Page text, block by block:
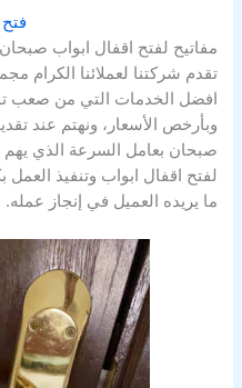
مفاتيح لفتح اقفال ابواب صبحان
تقدم شركتنا لعملائنا الكرام
افضل الخدمات التي من صعب
وبأرخص الأسعار، ونهتم عند
صبحان بعامل السرعة الذي يهم
لفتح اقفال ابواب وتنفيذ العمل
ما يريده العميل في إنجاز عمله.